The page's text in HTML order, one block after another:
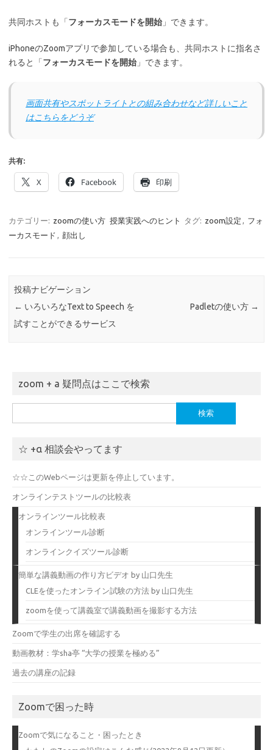
共同ホストも「フォーカスモードを開始 」できます。
iPhoneのZoomアプリで参加している場合も、共同ホストに指名さ
れると「フォーカスモードを開始 」できます。
画面共有やスポットライトとの組み合わせなど詳しいこと
はこちらをどうぞ
共有:
X Facebook 印刷
カテゴリー: zoomの使い方 授業実践へのヒント タグ: zoom設定 , フォ
ーカスモード , 顔出し
投稿ナビゲーション
← いろいろなText to Speech を
試すことができるサービス
Padletの使い方 →
zoom + a 疑問点はここで検索
索:
☆ +α 相談会やってます
☆☆このWebページは更新を停止しています。
オンラインテストツールの比較表
オンラインツール比較表
オンラインツール診断
オンラインクイズツール診断
簡単な講義動画の作り方ビデオ by 山口先生
CLEを使ったオンライン試験の方法 by 山口先生
zoomを使って講義室で講義動画を撮影する方法
Zoomで学生の出席を確認する
動画教材：学sha亭 “大学の授業を極める”
過去の講座の記録
Zoomで困った時
Zoomで気になること・困ったとき